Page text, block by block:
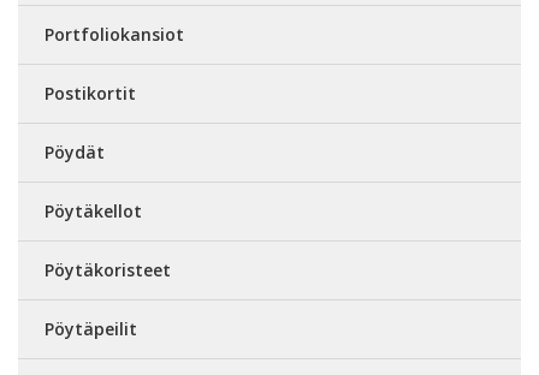
Portfoliokansiot
Postikortit
Pöydät
Pöytäkellot
Pöytäkoristeet
Pöytäpeilit